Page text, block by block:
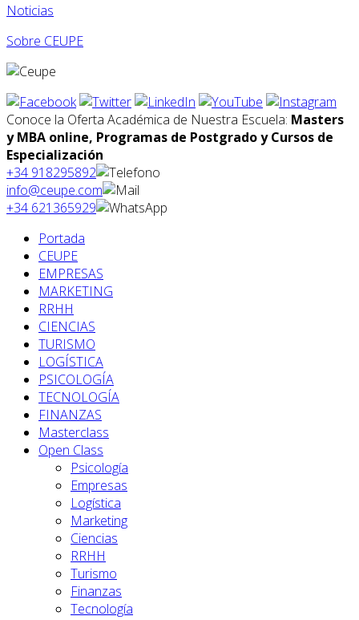
Noticias
Sobre CEUPE
Conoce la Oferta Académica de Nuestra Escuela: Masters
y MBA online, Programas de Postgrado y Cursos de
Especialización
+34 918295892
info@ceupe.com
+34 621365929
Portada
CEUPE
EMPRESAS
MARKETING
RRHH
CIENCIAS
TURISMO
LOGÍSTICA
PSICOLOGÍA
TECNOLOGÍA
FINANZAS
Masterclass
Open Class
Psicología
Empresas
Logística
Marketing
Ciencias
RRHH
Turismo
Finanzas
Tecnología